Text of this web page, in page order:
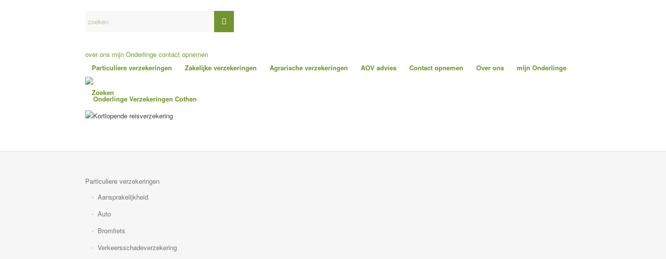
over ons mijn Onderlinge contact opnemen
Particuliere verzekeringen
Zakelijke verzekeringen Agrarische verzekeringen AOV advies Contact opnemen Over ons mijn Onderlinge
Zoeken
Particuliere verzekeringen
Aansprakelijkheid
Auto
Bromfiets
Verkeersschadeverzekering